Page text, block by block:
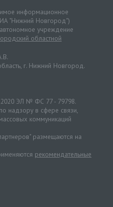
информационное
"Нижний Новгород")
учреждение
областной
г. Нижний Новгород.
ЭЛ № ФС 77 - 79798.
надзору в сфере связи,
коммуникаций
размещаются на
рекомендательные